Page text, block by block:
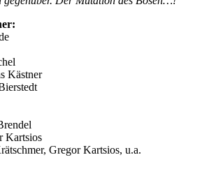
Kästner
Kartsios
Gregor Kartsios, u.a.